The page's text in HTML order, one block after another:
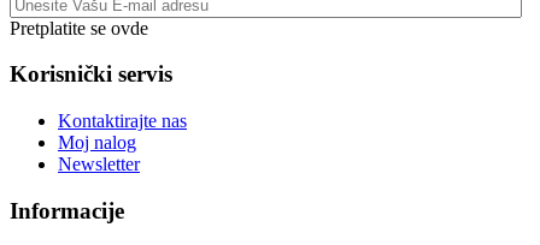
Pretplatite se ovde
Korisnički servis
Kontaktirajte nas
Moj nalog
Newsletter
Informacije